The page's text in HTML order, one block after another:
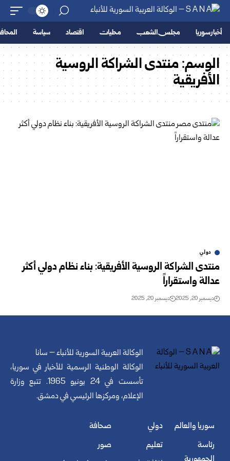
أخبار سوريا مجلس الشعب محليات اقتصاد سياسة
الوسم:منتدى الشراكة الروسية
الأفريقية
دولي
منتدى الشراكة الروسية الأفريقية: بناء نظام دولي أكثر
عدالة واستقراراً
ديسمبر 20, 2025 ديسمبر 20, 2025
الوكالة العربية السورية للأنباء – سانا
الوكالة الوطنية الرسمية للأخبار في سوريا،
تأسست في 24 يونيو 1965. تتبع وزارة
الإعلام، ومركزها الرئيسي في دمشق.
سوريا والعالم
رئاسة
دولي
تعليم
صحافة
صور